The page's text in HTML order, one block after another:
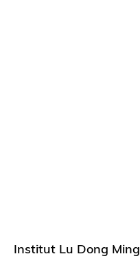
Institut Lu Dong Ming